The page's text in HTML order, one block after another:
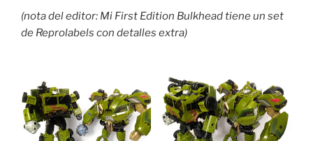
(nota del editor: Mi First Edition Bulkhead tiene un set
de Reprolabels con detalles extra)